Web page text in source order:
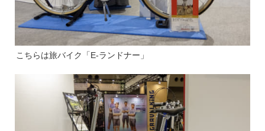
こちらは旅バイク「E-ランドナー」